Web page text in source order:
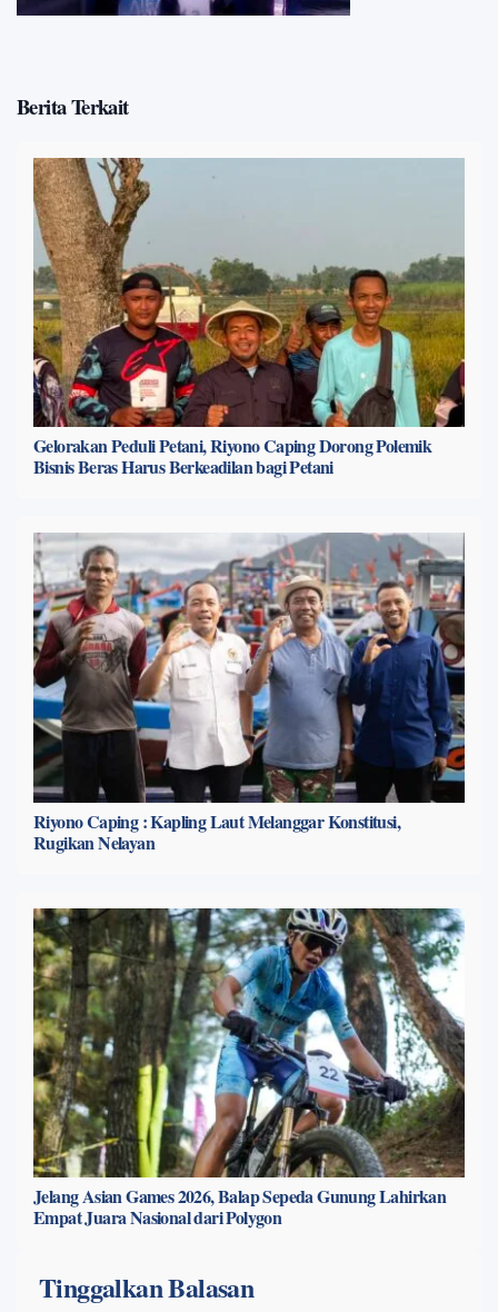
Berita Terkait
Gelorakan Peduli Petani, Riyono Caping Dorong Polemik
Bisnis Beras Harus Berkeadilan bagi Petani
Riyono Caping : Kapling Laut Melanggar Konstitusi,
Rugikan Nelayan
Jelang Asian Games 2026, Balap Sepeda Gunung Lahirkan
Empat Juara Nasional dari Polygon
Tinggalkan Balasan